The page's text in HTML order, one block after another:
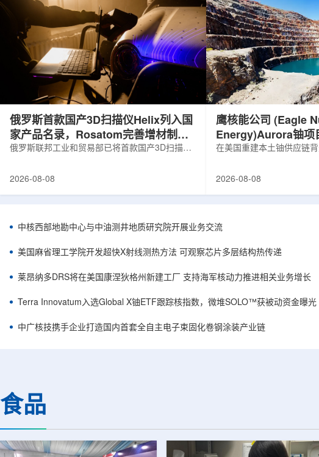
俄罗斯首款国产3D扫描仪Helix列入国
家产品名录，Rosatom完善增材制造
技术链
俄罗斯联邦工业和贸易部已将首款国产3D扫描仪
完成。至此，Helix成为俄罗斯首款、也是目前唯
RangeVision Helix由俄罗斯国家原子能公司增材
制造合作伙伴RangeVision研发制造。自2025年
以来，该公司成为唯一纳入俄罗斯国家原子能公
司增材制造生态系统的俄罗斯3D扫描...
2026-08-08
鹰核能公司 (Eagle
Energy)Aurora铀项
研钻探
在美国重建本土铀供应链
1300标准含indicated资源
孔、总进尺约2.7万英尺的
州审批通过后开工，预计
研。技术端近期增补
Services，并扩大与BBA
2026-08-08
中核西部地勘中心与中油测井地质研究院开展业务交流
美国麻省理工学院开发超快X射线测热方法 可观察芯片多层结构热传递
莱昂纳多DRS将在美国康涅狄格州新建工厂 支持海军核动力推进相关业务增长
Terra Innovatum入选Global X铀ETF跟踪核指数，微堆SOLO™获被动资金曝光
中广核技携手企业打造国内首套全自主电子束固化卷钢涂装产业链
食品